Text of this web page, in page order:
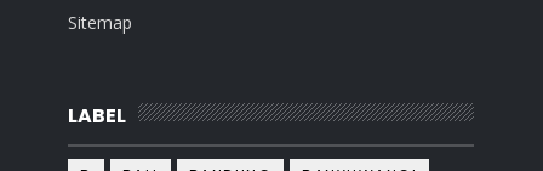
Sitemap
LABEL